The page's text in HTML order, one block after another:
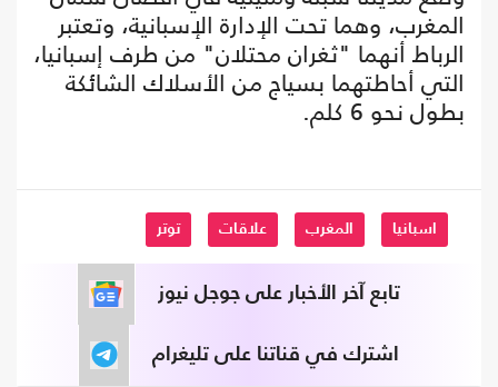
المغرب، وهما تحت الإدارة الإسبانية، وتعتبر
الرباط أنهما "ثغران محتلان" من طرف إسبانيا،
التي أحاطتهما بسياج من الأسلاك الشائكة
بطول نحو 6 كلم.
اسبانيا المغرب علاقات توتر
تابع آخر الأخبار على جوجل نيوز
اشترك في قناتنا على تليغرام